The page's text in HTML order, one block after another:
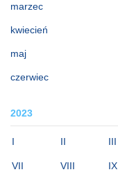
marzec
kwiecień
maj
czerwiec
2023
I II III
VII VIII IX